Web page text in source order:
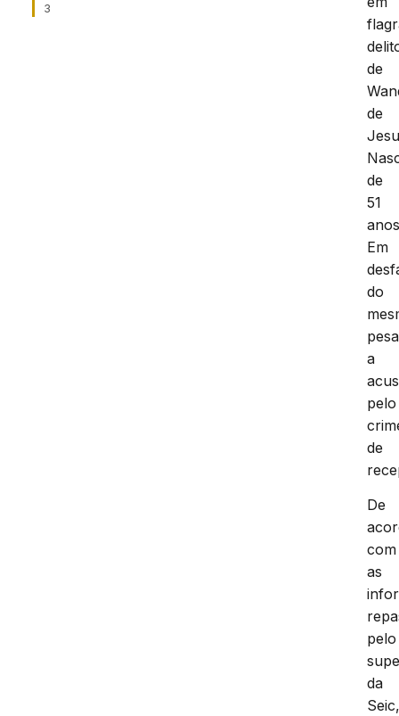
3
de
de
de
51
Em
do
pesa
a
pelo
de
De
com
as
pelo
da